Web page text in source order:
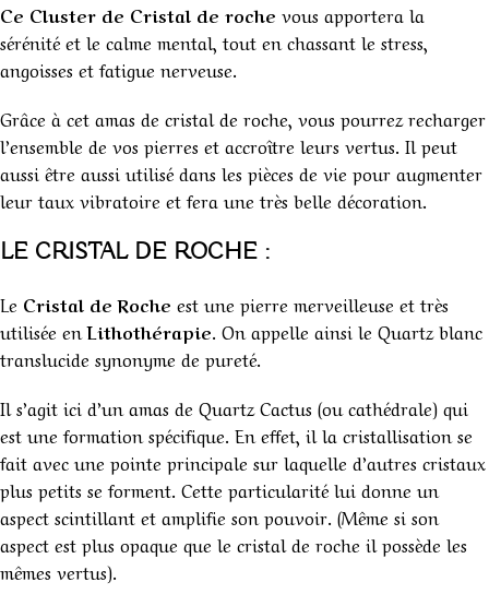
Ce Cluster de Cristal de roche vous apportera la
sérénité et le calme mental, tout en chassant le stress,
angoisses et fatigue nerveuse.
Grâce à cet amas de cristal de roche, vous pourrez recharger
l’ensemble de vos pierres et accroître leurs vertus. Il peut
aussi être aussi utilisé dans les pièces de vie pour augmenter
leur taux vibratoire et fera une très belle décoration.
LE CRISTAL DE ROCHE :
Le Cristal de Roche est une pierre merveilleuse et très
utilisée enLithothérapie. On appelle ainsi le Quartz blanc
translucide synonyme de pureté.
Il s’agit ici d’un amas de Quartz Cactus (ou cathédrale) qui
est une formation spécifique. En effet, il la cristallisation se
fait avec une pointe principale sur laquelle d’autres cristaux
plus petits se forment. Cette particularité lui donne un
aspect scintillant et amplifie son pouvoir. (Même si son
aspect est plus opaque que le cristal de roche il possède les
mêmes vertus).